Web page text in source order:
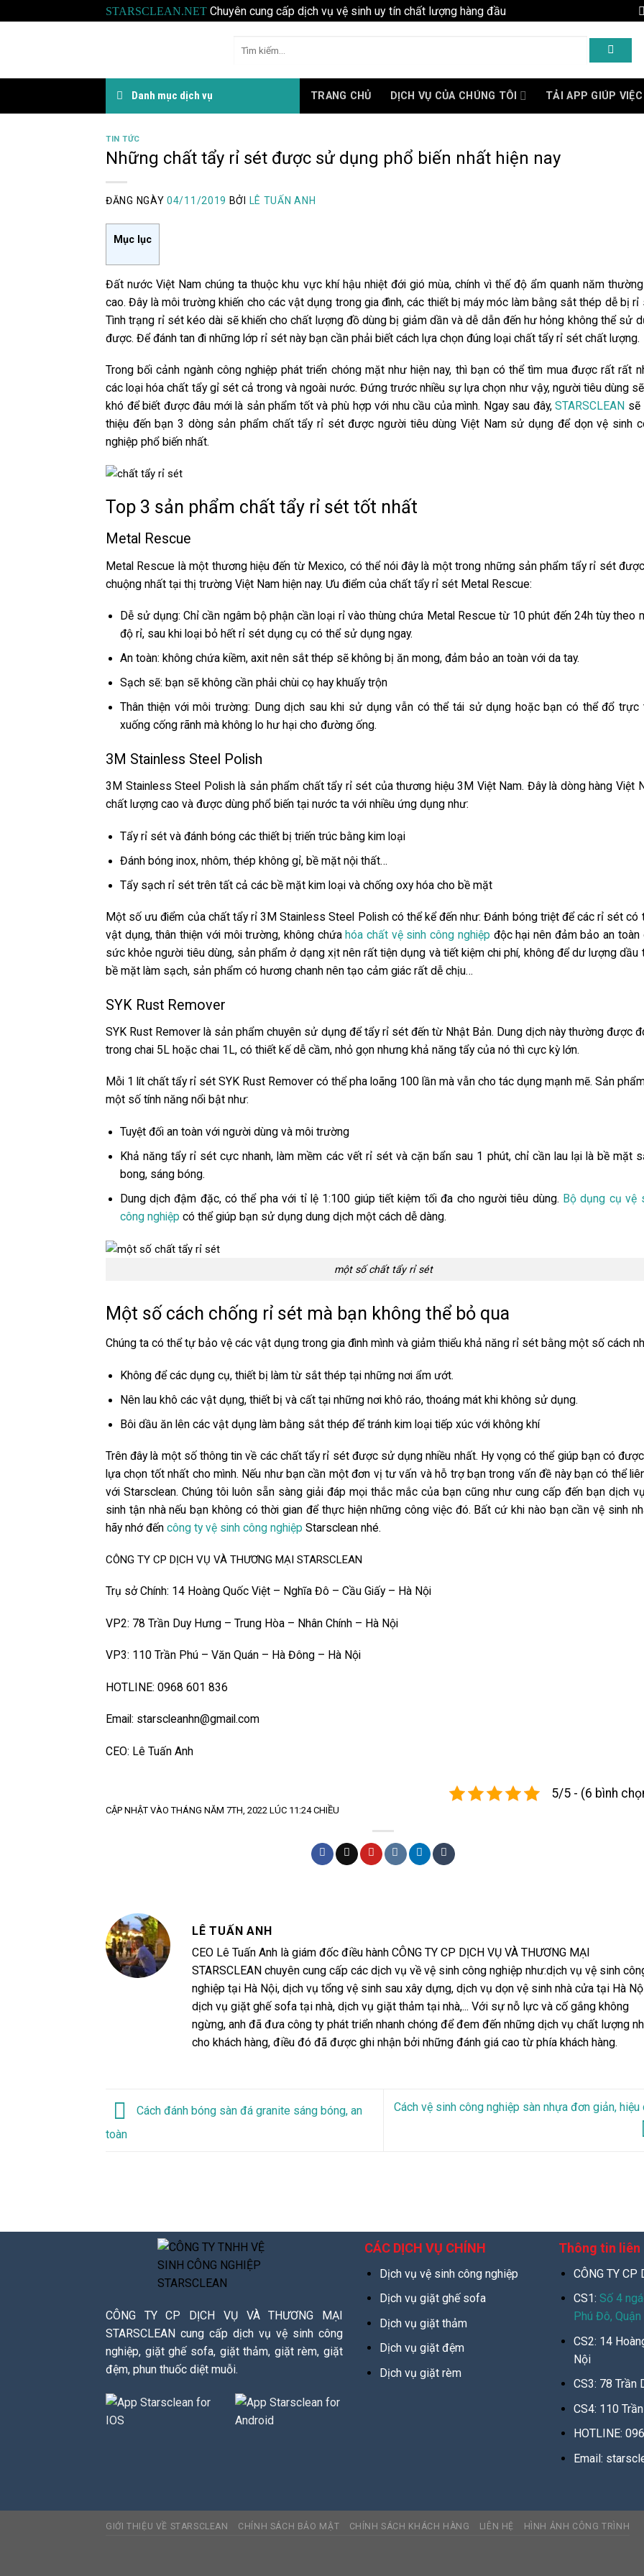
to
STARSCLEAN.NET Chuyên cung cấp dịch vụ vệ sinh uy tín chất lượng hàng đầu
kiếm:
Danh mục dịch vụ TRANG CHỦ DỊCH VỤ CỦA CHÚNG TÔI TẢI APP GIÚP VIỆC
TIN TỨC
Những chất tẩy rỉ sét được sử dụng phổ biến nhất hiện nay
ĐĂNG NGÀY 04/11/2019 BỞI LÊ TUẤN ANH
Mục lục
Đất nước Việt Nam chúng ta thuộc khu vực khí hậu nhiệt đới gió mùa, chính vì thế độ ẩm quanh năm
cao. Đây là môi trường khiến cho các vật dụng trong gia đình, các thiết bị máy móc làm bằng sắt thép dễ bị rỉ
Tình trạng rỉ sét kéo dài sẽ khiến cho chất lượng đồ dùng bị giảm dần và dễ dẫn đến hư hỏng không thể sử
được. Để đánh tan đi những lớp rỉ sét này bạn cần phải biết cách lựa chọn đúng loại chất tẩy rỉ sét chất lượng.
Trong bối cảnh ngành công nghiệp phát triển chóng mặt như hiện nay, thì bạn có thể tìm mua được rất rất
các loại hóa chất tẩy gỉ sét cả trong và ngoài nước. Đứng trước nhiều sự lựa chọn như vậy, người tiêu dùng
khó để biết được đâu mới là sản phẩm tốt và phù hợp với nhu cầu của mình. Ngay sau đây,STARSCLEAN sẽ
thiệu đến bạn 3 dòng sản phẩm chất tẩy rỉ sétđược người tiêu dùng Việt Nam sử dụng để dọn vệ sinh
nghiệp phổ biến nhất.
Top 3 sản phẩm chất tẩy rỉ sét tốt nhất
Metal Rescue
Metal Rescue là một thương hiệu đến từ Mexico, có thể nói đây là một trong những sản phẩm tẩy rỉ sét
chuộng nhất tại thị trường Việt Nam hiện nay. Ưu điểm của chất tẩy rỉ sét Metal Rescue:
Dễ sử dụng: Chỉ cần ngâm bộ phận cần loại rỉ vào thùng chứa Metal Rescue từ 10 phút đến 24h tùy theo
độ rỉ, sau khi loại bỏ hết rỉ sét dụng cụ có thể sử dụng ngay.
An toàn: không chứa kiềm, axit nên sắt thép sẽ không bị ăn mong, đảm bảo an toàn với da tay.
Sạch sẽ: bạn sẽ không cần phải chùi cọ hay khuấy trộn
Thân thiện với môi trường: Dung dịch sau khi sử dụng vẫn có thể tái sử dụng hoặc bạn có thể đổ trực
xuống cống rãnh mà không lo hư hại cho đường ống.
3M Stainless Steel Polish
3M Stainless Steel Polish là sản phẩm chất tẩy rỉ sét của thương hiệu 3M Việt Nam. Đây là dòng hàng Việt
chất lượng cao và được dùng phổ biến tại nước ta với nhiều ứng dụng như:
Tẩy rỉ sét và đánh bóng các thiết bị triến trúc bằng kim loại
Đánh bóng inox, nhôm, thép không gỉ, bề mặt nội thất…
Tẩy sạch rỉ sét trên tất cả các bề mặt kim loại và chống oxy hóa cho bề mặt
Một số ưu điểm của chất tẩy rỉ 3M Stainless Steel Polish có thể kể đến như: Đánh bóng triệt để các rỉ sét có
vật dụng, thân thiện với môi trường, không chứahóa chất vệ sinh công nghiệp độc hại nên đảm bảo an toàn
sức khỏe người tiêu dùng, sản phẩm ở dạng xịt nên rất tiện dụng và tiết kiệm chi phí, không để dư lượng dầu
bề mặt làm sạch, sản phẩm có hương chanh nên tạo cảm giác rất dễ chịu…
SYK Rust Remover
SYK Rust Remover là sản phẩm chuyên sử dụng để tẩy rỉ sét đến từ Nhật Bản. Dung dịch này thường được
trong chai 5L hoặc chai 1L, có thiết kế dễ cầm, nhỏ gọn nhưng khả năng tẩy của nó thì cực kỳ lớn.
Mỗi 1 lítchất tẩy rỉ sét SYK Rust Remover có thể pha loãng 100 lần mà vẫn cho tác dụng mạnh mẽ. Sản
một số tính năng nổi bật như:
Tuyệt đối an toàn với người dùng và môi trường
Khả năng tẩy rỉ sét cực nhanh, làm mềm các vết rỉ sét và cặn bẩn sau 1 phút, chỉ cần lau lại là bề mặt
bong, sáng bóng.
Dung dịch đậm đặc, có thể pha với tỉ lệ 1:100 giúp tiết kiệm tối đa cho người tiêu dùng. Bộ dụng cụ vệ
công nghiệp có thể giúp bạn sử dụng dung dịch một cách dễ dàng.
một số chất tẩy rỉ sét
Một số cách chống rỉ sét mà bạn không thể bỏ qua
Chúng ta có thể tự bảo vệ các vật dụng trong gia đình mình và giảm thiểu khả năng rỉ sét bằng một số cách
Không để các dụng cụ, thiết bị làm từ sắt thép tại những nơi ẩm ướt.
Nên lau khô các vật dụng, thiết bị và cất tại những nơi khô ráo, thoáng mát khi không sử dụng.
Bôi dầu ăn lên các vật dụng làm bằng sắt thép để tránh kim loại tiếp xúc với không khí
Trên đây là một số thông tin về cácchất tẩy rỉ sétđược sử dụng nhiều nhất. Hy vọng có thể giúp bạn có
lựa chọn tốt nhất cho mình. Nếu như bạn cần một đơn vị tư vấn và hỗ trợ bạn trong vấn đề này bạn có thể
với Starsclean. Chúng tôi luôn sẵn sàng giải đáp mọi thắc mắc của bạn cũng như cung cấp đến bạn dịch
sinh tận nhà nếu bạn không có thời gian để thực hiện những công việc đó. Bất cứ khi nào bạn cần vệ sinh
hãy nhớ đến công ty vệ sinh công nghiệp Starsclean nhé.
CÔNG TY CP DỊCH VỤ VÀ THƯƠNG MẠI STARSCLEAN
Trụ sở Chính: 14 Hoàng Quốc Việt – Nghĩa Đô – Cầu Giấy – Hà Nội
VP2: 78 Trần Duy Hưng – Trung Hòa – Nhân Chính – Hà Nội
VP3: 110 Trần Phú – Văn Quán – Hà Đông – Hà Nội
HOTLINE: 0968 601 836
Email: starscleanhn@gmail.com
CEO: Lê Tuấn Anh
5/5 - (6 bình
CẬP NHẬT VÀO THÁNG NĂM 7TH, 2022 LÚC 11:24 CHIỀU
LÊ TUẤN ANH
CEO Lê Tuấn Anh là giám đốc điều hành CÔNG TY CP DỊCH VỤ VÀ THƯƠNG MẠI
STARSCLEAN chuyên cung cấp các dịch vụ về vệ sinh công nghiệp như:dịch vụ vệ sinh
nghiệp tại Hà Nội, dịch vụ tổng vệ sinh sau xây dựng, dịch vụ dọn vệ sinh nhà cửa tại Hà
dịch vụ giặt ghế sofa tại nhà, dịch vụ giặt thảm tại nhà,... Với sự nỗ lực và cố gắng không
ngừng, anh đã đưa công ty phát triển nhanh chóng để đem đến những dịch vụ chất lượng
cho khách hàng, điều đó đã được ghi nhận bởi những đánh giá cao từ phía khách hàng.
Cách đánh bóng sàn đá granite sáng bóng, an
toàn
Cách vệ sinh công nghiệp sàn nhựa đơn giản, hiệu
CÔNG TY CP DỊCH VỤ VÀ THƯƠNG MẠI
STARSCLEAN cung cấp dịch vụ vệ sinh công
nghiệp, giặt ghế sofa, giặt thảm, giặt rèm, giặt
đệm, phun thuốc diệt muỗi.
CÁC DỊCH VỤ CHÍNH
Dịch vụ vệ sinh công nghiệp
Dịch vụ giặt ghế sofa
Dịch vụ giặt thảm
Dịch vụ giặt đệm
Dịch vụ giặt rèm
Thông tin liên
CÔNG TY CP
CS1: Số 4
Phú Đô,
CS2: 14
Nội
CS3: 78 Trần
CS4: 110
HOTLINE:
Email:
GIỚI THIỆU VỀ STARSCLEAN CHÍNH SÁCH BẢO MẬT CHÍNH SÁCH KHÁCH HÀNG LIÊN HỆ HÌNH ẢNH CÔNG TRÌNH